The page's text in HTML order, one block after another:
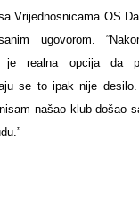
Vrijednosnicama OS
ugovorom.
je realna opcija da
se to ipak nije
našao klub došao